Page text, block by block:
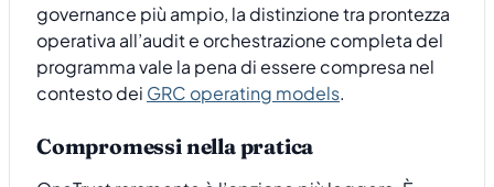
governance più ampio, la distinzione tra prontezza
operativa all’audit e orchestrazione completa del
programma vale la pena di essere compresa nel
contesto dei GRC operating models.
Compromessi nella pratica